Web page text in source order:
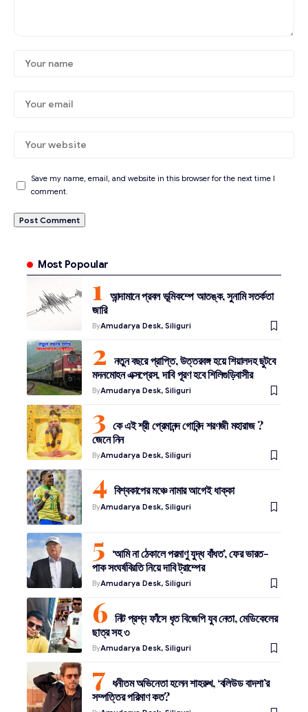
Save my name, email, and website in this browser for the next time I
comment.
Most Popoular
আন্দামানে প্রবল ভূমিকম্পে আতঙ্ক, সুনামি সতর্কতা
জারি
ByAmudarya Desk, Siliguri
নতুন বছরে প্রাপ্তি, উত্তরবঙ্গ হয়ে শিয়ালদহ ছুটবে
মদনমোহন এক্সপ্রেস, দাবি পূরণ হবে শিলিগুড়িবাসীর
ByAmudarya Desk, Siliguri
কে এই শ্রী প্রেমানন্দ গোবিন্দ শরণজী মহারাজ ?
জেনে নিন
ByAmudarya Desk, Siliguri
বিশ্বকাপের মঞ্চে নামার আগেই ধাক্কা
ByAmudarya Desk, Siliguri
‘আমি না ঠেকালে পরমাণু যুদ্ধ বাঁধত’, ফের ভারত-
পাক সংঘর্ষবিরতি নিয়ে দাবি ট্রাম্পের
ByAmudarya Desk, Siliguri
নিট প্রশ্ন ফাঁসে ধৃত বিজেপি যুব নেতা, মেডিকেলের
ছাত্র সহ ৩
ByAmudarya Desk, Siliguri
ধনীতম অভিনেতা হলেন শাহরুখ, ‘বলিউড বাদশা’র
সম্পত্তির পরিমাণ কত?